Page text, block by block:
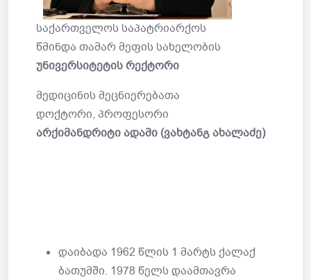
საქართველოს საპატრიარქოს
წმინდა თამარ მეფის სახელობის
უნივერსიტეტის რექტორი
მედიცინის მეცნიერებათა
დოქტორი, პროფესორი
არქიმანდრიტი ადამი (ვახტანგ ახალაძე)
დაიბადა 1962 წლის 1 მარტს ქალაქ
ბათუმში. 1978 წელს დაამთავრა